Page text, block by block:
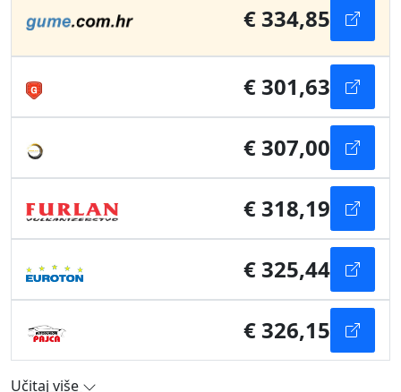
€ 334,85
€ 301,63
€ 307,00
€ 318,19
€ 325,44
€ 326,15
Učitaj više